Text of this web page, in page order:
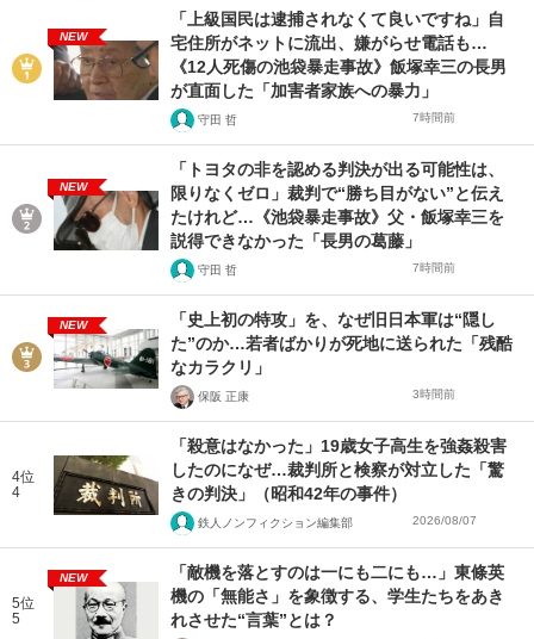
NEW
「上級国民は逮捕されなくて良いですね」自
宅住所がネットに流出、嫌がらせ電話も…
《12人死傷の池袋暴走事故》飯塚幸三の長男
が直面した「加害者家族への暴力」
守田 哲 7時間前
NEW
「トヨタの非を認める判決が出る可能性は、
限りなくゼロ」裁判で“勝ち目がない”と伝え
たけれど…《池袋暴走事故》父・飯塚幸三を
説得できなかった「長男の葛藤」
守田 哲 7時間前
NEW
「史上初の特攻」を、なぜ旧日本軍は“隠し
た”のか…若者ばかりが死地に送られた「残酷
なカラクリ」
保阪 正康 3時間前
4位
4
「殺意はなかった」19歳女子高生を強姦殺害
したのになぜ…裁判所と検察が対立した「驚
きの判決」（昭和42年の事件）
鉄人ノンフィクション編集部 2026/08/07
5位
5
NEW
「敵機を落とすのは一にも二にも…」東條英
機の「無能さ」を象徴する、学生たちをあき
れさせた“言葉”とは？